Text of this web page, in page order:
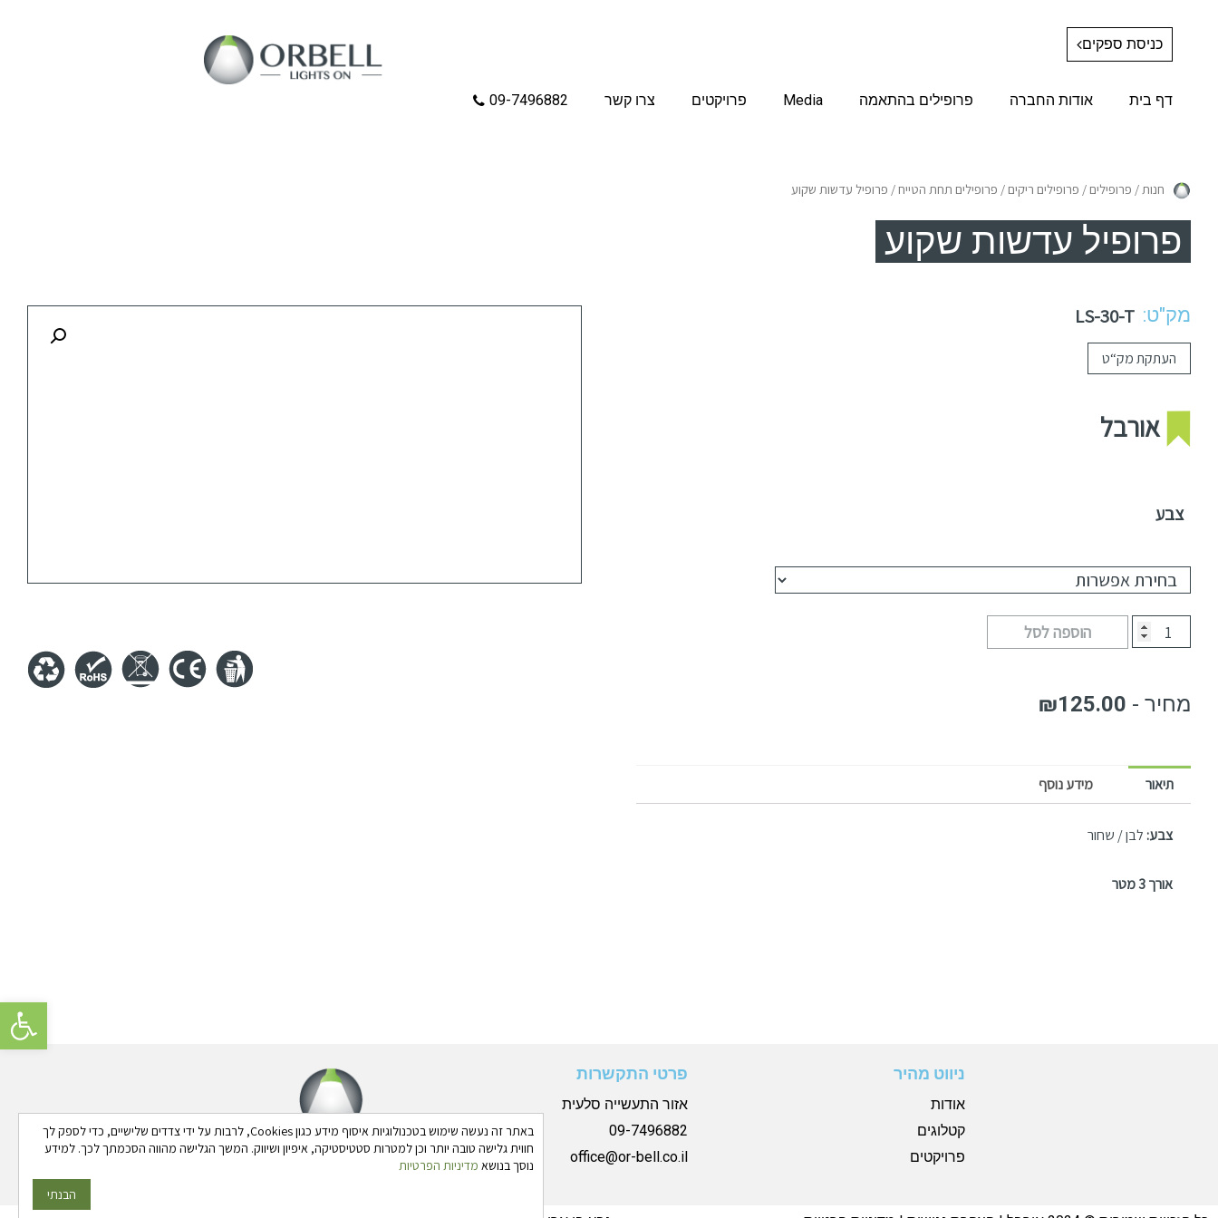
פתח
באתר זה נעשה שימוש בטכנולוגיות איסוף מידע כגון Cookies, לרבות על ידי צדדים שלישיים, כדי לספק לך
חווית גלישה טובה יותר וכן למטרות סטטיסטיקה, איפיון ושיווק. המשך הגלישה מהווה הסכמתך לכך. למידע
נוסך בנושא מדיניות הפרטיות
הבנתי
כניסת ספקים
דף בית אודות החברה פרופילים בהתאמה Media פרויקטים צרו קשר 09-7496882
חנות/ פרופילים / פרופילים ריקים / פרופילים תחת הטייח/ פרופיל עדשות שקוע
פרופיל עדשות שקוע
מק"ט: LS-30-T
העתקת מק“ט
אורבל
צבע
הוספה לסל
₪125.00
תיאור מידע נוסף
צבע: לבן / שחור
אורך 3 מטר
ניווט מהיר
אודות
קטלוגים
פרויקטים
פרטי התקשרות
אזור התעשייה סלעית
09-7496882
office@or-bell.co.il